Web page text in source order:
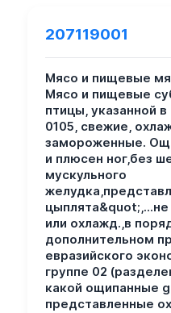
207119001
Мясо и пищевые
Мясо и пищевые
птицы, указанной
0105, свежие,
замороженные.
и плюсен ног,без
мускульного
или охлажд.,в
дополнительном
евразийского
группе 02
какой ощипанные
представленные